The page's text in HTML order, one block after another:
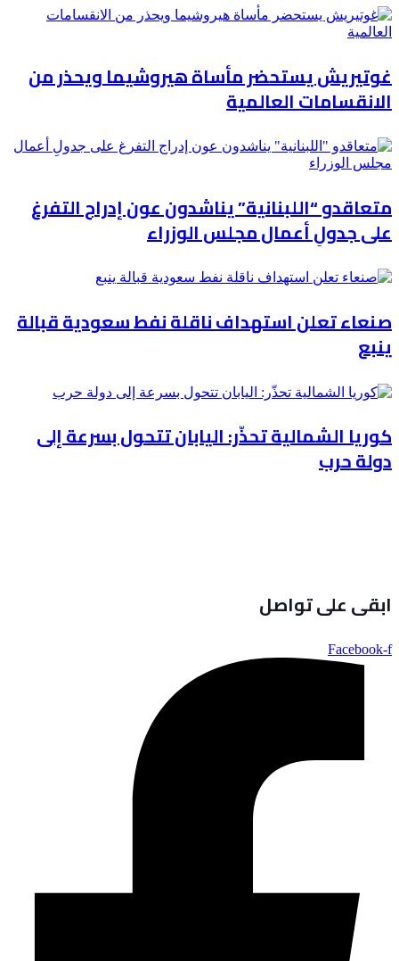
غوتيريش يستحضر مأساة هيروشيما ويحذر من
الانقسامات العالمية
متعاقدو “اللبنانية” يناشدون عون إدراج التفرغ
على جدولِ أعمال مجلس الوزراء
صنعاء تعلن استهداف ناقلة نفط سعودية قبالة
ينبع
كوريا الشمالية تحذّر: اليابان تتحول بسرعة إلى
دولة حرب
ابقى على تواصل
Facebook-f